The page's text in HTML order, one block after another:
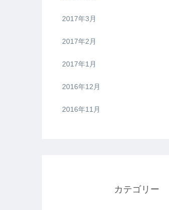
2017年3月
2017年2月
2017年1月
2016年12月
2016年11月
カテゴリー